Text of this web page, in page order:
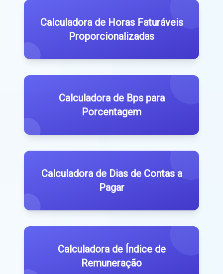
Calculadora de Horas Faturáveis
Proporcionalizadas
Calculadora de Bps para
Porcentagem
Calculadora de Dias de Contas a
Pagar
Calculadora de Índice de
Remuneração